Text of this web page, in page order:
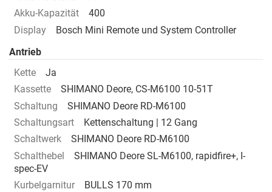
Akku-Kapazität
400
Display
Bosch Mini Remote und System Controller
Antrieb
Kette
Ja
Kassette
SHIMANO Deore, CS-M6100 10-51T
Schaltung
SHIMANO Deore RD-M6100
Schaltungsart
Kettenschaltung | 12 Gang
Schaltwerk
SHIMANO Deore RD-M6100
Schalthebel
SHIMANO Deore SL-M6100, rapidfire+, I-
spec-EV
Kurbelgarnitur
BULLS 170 mm